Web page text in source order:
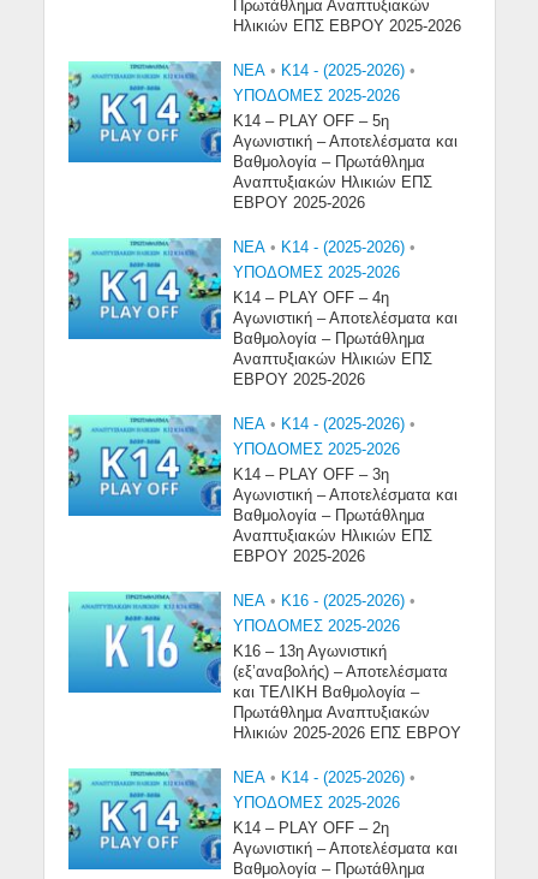
Πρωτάθλημα Αναπτυξιακών
Ηλικιών ΕΠΣ ΕΒΡΟΥ 2025-2026
NEA • Κ14 - (2025-2026) •
ΥΠΟΔΟΜΕΣ 2025-2026
Κ14 – PLAY OFF – 5η
Αγωνιστική – Αποτελέσματα και
Βαθμολογία – Πρωτάθλημα
Αναπτυξιακών Ηλικιών ΕΠΣ
ΕΒΡΟΥ 2025-2026
NEA • Κ14 - (2025-2026) •
ΥΠΟΔΟΜΕΣ 2025-2026
Κ14 – PLAY OFF – 4η
Αγωνιστική – Αποτελέσματα και
Βαθμολογία – Πρωτάθλημα
Αναπτυξιακών Ηλικιών ΕΠΣ
ΕΒΡΟΥ 2025-2026
NEA • Κ14 - (2025-2026) •
ΥΠΟΔΟΜΕΣ 2025-2026
Κ14 – PLAY OFF – 3η
Αγωνιστική – Αποτελέσματα και
Βαθμολογία – Πρωτάθλημα
Αναπτυξιακών Ηλικιών ΕΠΣ
ΕΒΡΟΥ 2025-2026
NEA • Κ16 - (2025-2026) •
ΥΠΟΔΟΜΕΣ 2025-2026
Κ16 – 13η Αγωνιστική
(εξ’αναβολής) – Αποτελέσματα
και ΤΕΛΙΚΗ Βαθμολογία –
Πρωτάθλημα Αναπτυξιακών
Ηλικιών 2025-2026 ΕΠΣ ΕΒΡΟΥ
NEA • Κ14 - (2025-2026) •
ΥΠΟΔΟΜΕΣ 2025-2026
Κ14 – PLAY OFF – 2η
Αγωνιστική – Αποτελέσματα και
Βαθμολογία – Πρωτάθλημα